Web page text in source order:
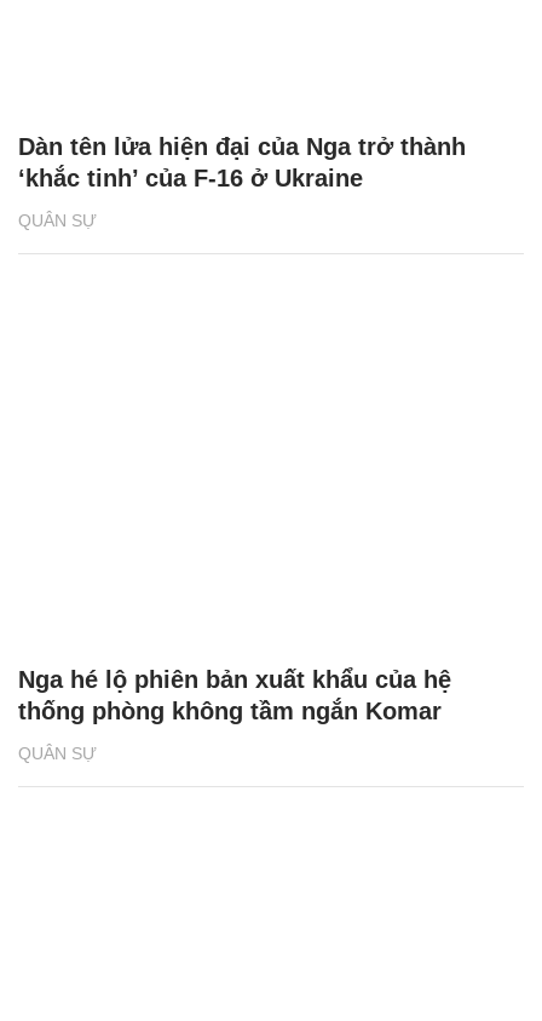
QUÂN SỰ
Dàn tên lửa hiện đại của Nga trở thành
‘khắc tinh’ của F-16 ở Ukraine
QUÂN SỰ
Nga hé lộ phiên bản xuất khẩu của hệ
thống phòng không tầm ngắn Komar